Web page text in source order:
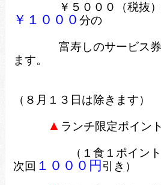
￥５０００（税抜）
￥１０００ 分の
富寿しのサービス券を
ます。
（８月１３日は除きます）
▲ ランチ限定ポイン
（１食１ポイント、
次回 １０００円 引き）